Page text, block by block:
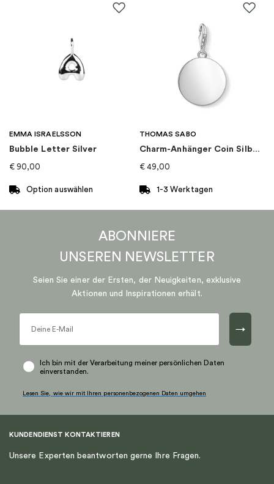
EMMA ISRAELSSON
Bubble Letter Silver
€ 90,00
Option auswählen
der
Produktseite
gewählt
werden
THOMAS SABO
Charm-Anhänger Coin Silber Gross
€ 49,00
1-3 Werktagen
ABONNIERE
UNSEREN NEWSLETTER
Seien Sie einer der Ersten, der Neuigkeiten, exklusive
Aktionen und Inspirationen erhält.
→
Ich bin mit der Verarbeitung meiner persönlichen Daten
einverstanden.
Lesen Sie, wie wir mit Ihren personenbezogenen Daten umgehen
KUNDENDIENST KONTAKTIEREN
Unsere Experten beantworten gerne Ihre Fragen.